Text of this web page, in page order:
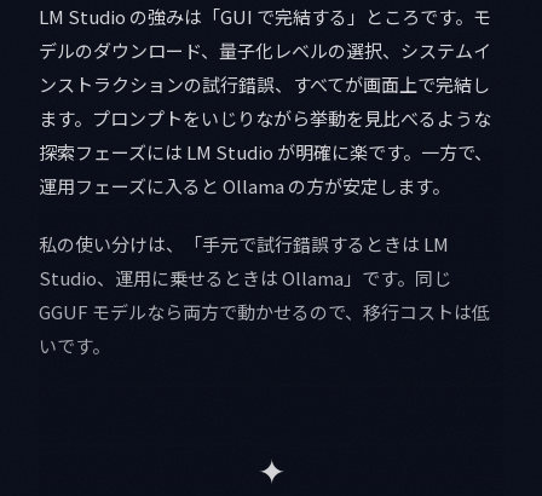
LM Studio の強みは「GUI で完結する」ところです。モ
デルのダウンロード、量子化レベルの選択、システムイ
ンストラクションの試行錯誤、すべてが画面上で完結し
ます。プロンプトをいじりながら挙動を見比べるような
探索フェーズには LM Studio が明確に楽です。一方で、
運用フェーズに入ると Ollama の方が安定します。
私の使い分けは、「手元で試行錯誤するときは LM
Studio、運用に乗せるときは Ollama」です。同じ
GGUF モデルなら両方で動かせるので、移行コストは低
いです。
✦